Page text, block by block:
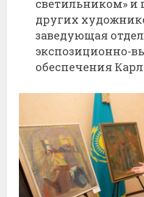
светильником» и
других
заведующая
экспозиционно-
обеспечения